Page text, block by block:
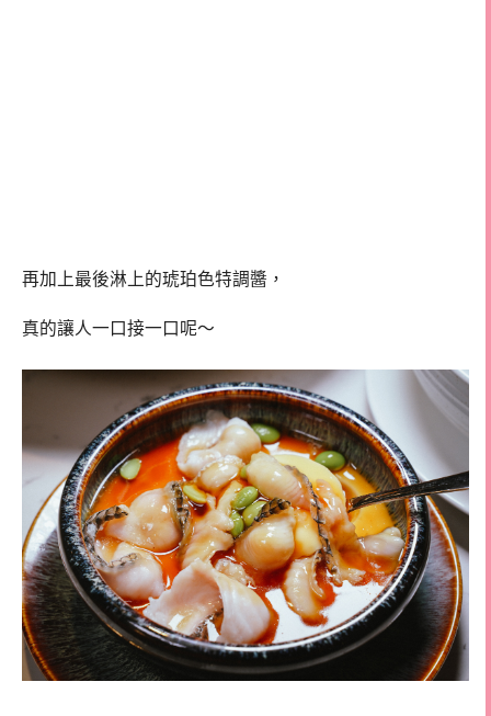
再加上最後淋上的琥珀色特調醬，
真的讓人一口接一口呢～